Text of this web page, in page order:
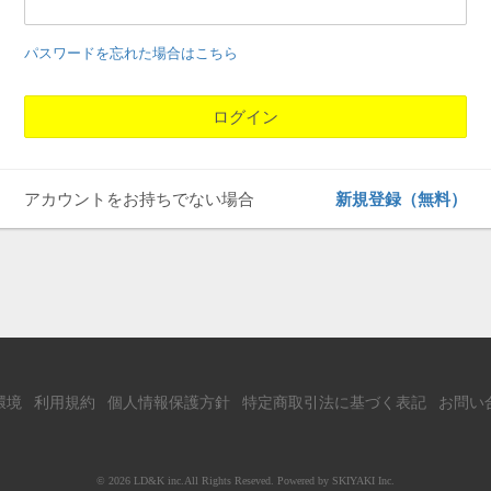
パスワードを忘れた場合はこちら
アカウントをお持ちでない場合 新規登録（無料）
境 利用規約 個人情報保護方針 特定商取引法に基づく表記 お問い
© 2026 LD&K inc.All Rights Reseved. Powered by SKIYAKI Inc.